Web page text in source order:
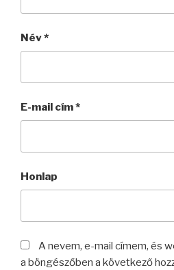
Név*
E-mail cím*
Honlap
A nevem, e-mail címem, és
a böngészőben a következő